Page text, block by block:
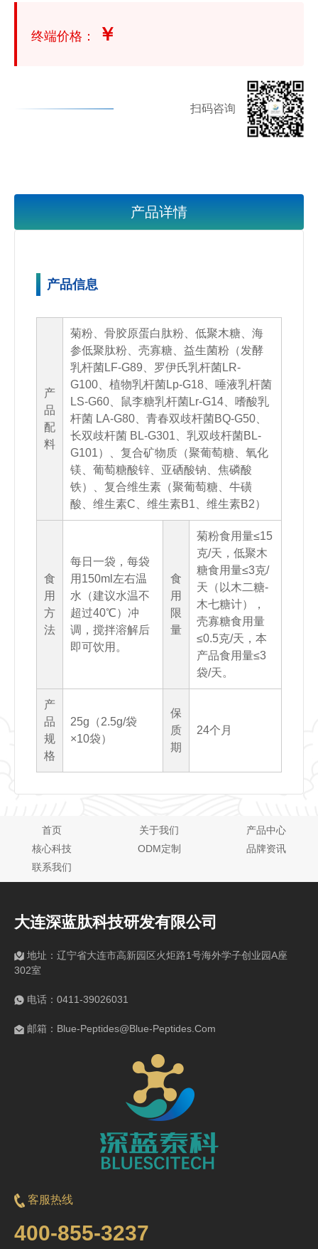
终端价格： ￥
扫码咨询
产品详情
产品信息
产
品
配
料
菊粉、骨胶原蛋白肽粉、低聚木糖、海
参低聚肽粉、壳寡糖、益生菌粉（发酵
乳杆菌LF-G89、罗伊氏乳杆菌LR-
G100、植物乳杆菌Lp-G18、唾液乳杆菌
LS-G60、鼠李糖乳杆菌Lr-G14、嗜酸乳
杆菌 LA-G80、青春双歧杆菌BQ-G50、
长双歧杆菌 BL-G301、乳双歧杆菌BL-
G101）、复合矿物质（聚葡萄糖、氧化
镁、葡萄糖酸锌、亚硒酸钠、焦磷酸
铁）、复合维生素（聚葡萄糖、牛磺
酸、维生素C、维生素B1、维生素B2）
食
用
方
法
每日一袋，每袋
用150ml左右温
水（建议水温不
超过40℃）冲
调，搅拌溶解后
即可饮用。
食
用
限
量
菊粉食用量≤15
克/天，低聚木
糖食用量≤3克/
天（以木二糖-
木七糖计），
壳寡糖食用量
≤0.5克/天，本
产品食用量≤3
袋/天。
产
品
规
格
25g（2.5g/袋
×10袋）
保
质
期
24个月
首页 关于我们
产品中心
核心科技
ODM定制
品牌资讯
联系我们
大连深蓝肽科技研发有限公司
地址：辽宁省大连市高新园区火炬路1号海外学子创业园A座
302室
电话：0411-39026031
邮箱：Blue-Peptides@Blue-Peptides.Com
客服热线
400-855-3237